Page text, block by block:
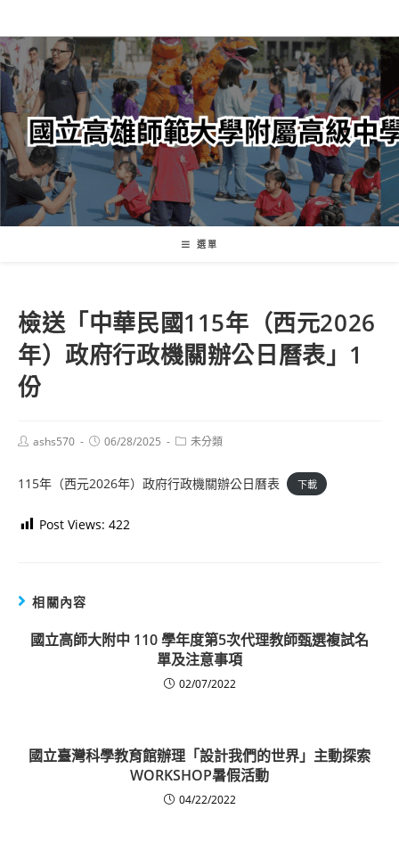
轉
至
主
內
容
選單
檢送「中華民國115年（西元2026
年）政府行政機關辦公日曆表」1
份
Postashs570
Post06/28/2025
Post未分類
115年（西元2026年）政府行政機關辦公日曆表 下載
Post Views: 422
相關內容
國立高師大附中 110 學年度第5次代理教師甄選複試名
單及注意事項
02/07/2022
國立臺灣科學教育館辦理「設計我們的世界」主動探索
WORKSHOP暑假活動
04/22/2022